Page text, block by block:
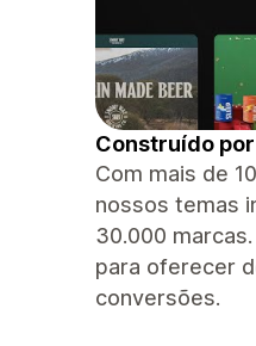
Construído
Com mais de
nossos temas
30.000
para oferecer
conversões.